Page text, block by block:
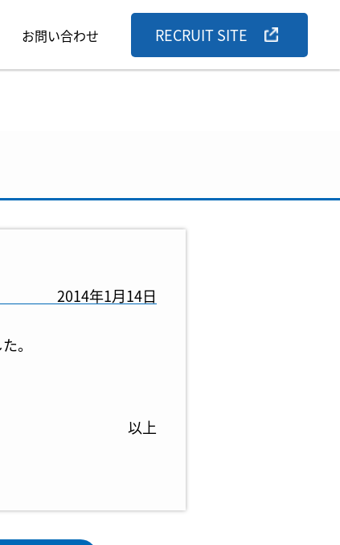
お問い合わせ RECRUIT SITE
2014年1月14日
。
以上